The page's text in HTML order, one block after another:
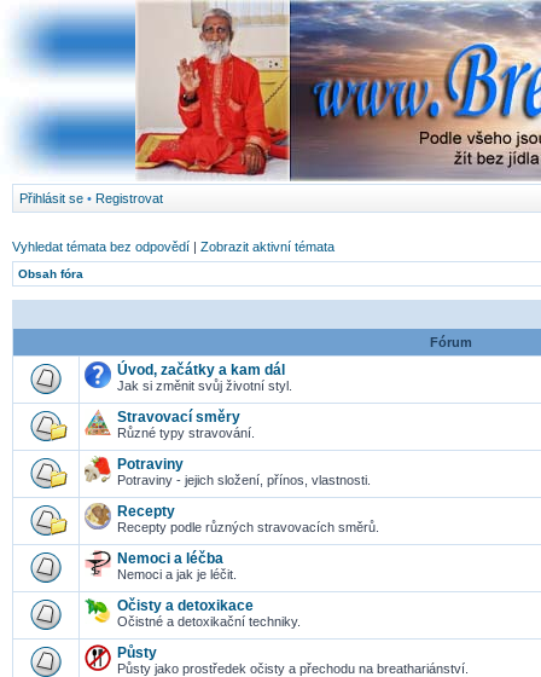
Přihlásit se • Registrovat
Vyhledat témata bez odpovědí | Zobrazit aktivní témata
Obsah fóra
Fórum
Úvod, začátky a kam dál
Jak si změnit svůj životní styl.
Stravovací směry
Různé typy stravování.
Potraviny
Potraviny - jejich složení, přínos, vlastnosti.
Recepty
Recepty podle různých stravovacích směrů.
Nemoci a léčba
Nemoci a jak je léčit.
Očisty a detoxikace
Očistné a detoxikační techniky.
Půsty
Půsty jako prostředek očisty a přechodu na breathariánství.